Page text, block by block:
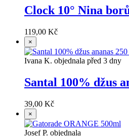
Clock 10° Nina
119,00 Kč
×
Ivana K. objednala před 3 dny
Santal 100% džus
39,00 Kč
×
Josef P. objednala